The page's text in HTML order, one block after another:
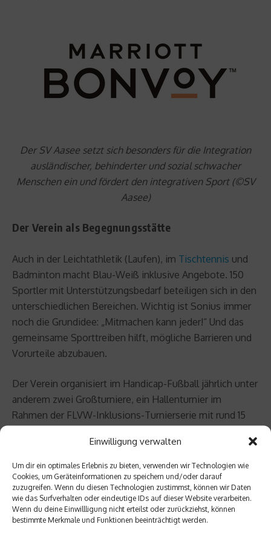
Einwilligung verwalten
Um dir ein optimales Erlebnis zu bieten, verwenden wir Technologien wie
Cookies, um Geräteinformationen zu speichern und/oder darauf
zuzugreifen. Wenn du diesen Technologien zustimmst, können wir Daten
wie das Surfverhalten oder eindeutige IDs auf dieser Website verarbeiten.
Wenn du deine Einwillligung nicht erteilst oder zurückziehst, können
bestimmte Merkmale und Funktionen beeinträchtigt werden.
Der SV Aasee setzt sich besonders für die Integration
ausländischer, behinderter und sozial schwacher
Menschen ein und fördert den integrativen Sport (©SV
Aasee)
Der Verein als Begegnungsstätte
Auch in der Leichtathletik (Laufen), im Tischtennis und
Badminton macht Blau-Weiß inklusive Angebote. 150
Sportler mit Unterstützungsbedarf beteiligen sich in den
unterschiedlichen Bereichen. Wichtig ist Sonius immer
noch die Grundidee: „Mitmachen kann jeder!“ Und das
gemeinsame Sporttreiben hilft, mögliche Barrieren und
Vorurteile abzubauen.
Der Verein organisiert im Handicap-Fußball jährlich unter
anderem zwei Großturniere, ein Hallenturnier im
Rahmen der FLVW-Inklusions-Turnierserie mit rund 15
der bereits zum neunten Mal ausgetragen wurde. Bei
diesem Cup sind 20 Teams in den vier Altersklassen Ü6,
Ü12, Ü15 und Ü19 am Start. Außerdem organisiert der Klub
ein jährlich stattfindendes inklusives Fußballcamp in den
Sommerferien. Das Besondere: es ist offen für „ALLE“.
Auch für Nichtbehinderte – so funktioniert Inklusion